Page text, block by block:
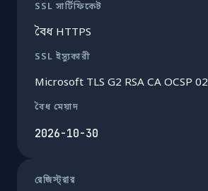
SSL সার্টিফিকেট
বৈধ HTTPS
SSL ইস্যুকারী
Microsoft TLS G2 RSA CA OCSP 02
বৈধ মেয়াদ
2026-10-30
রেজিস্ট্রার